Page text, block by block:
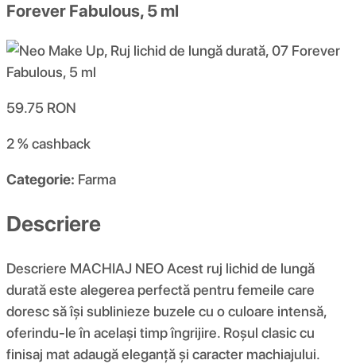
Forever Fabulous, 5 ml
59.75 RON
2 %cashback
Categorie: Farma
Descriere
Descriere MACHIAJ NEO Acest ruj lichid de lungă
durată este alegerea perfectă pentru femeile care
doresc să își sublinieze buzele cu o culoare intensă,
oferindu-le în același timp îngrijire. Roșul clasic cu
finisaj mat adaugă eleganță și caracter machiajului.